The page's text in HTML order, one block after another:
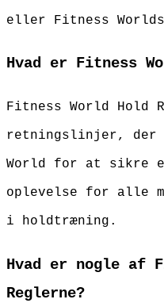
eller Fitness
Hvad er Fitness
Fitness World Hold
retningslinjer, der
World for at sikre
oplevelse for alle
i holdtræning.
Hvad er nogle af
Reglerne?